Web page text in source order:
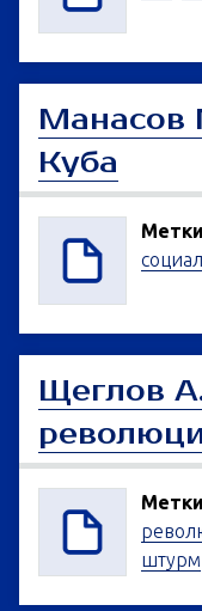
Манасов
Куба
Щеглов
штурм